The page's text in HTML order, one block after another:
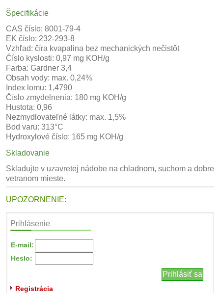
Špecifikácie
CAS číslo: 8001-79-4
EK číslo: 232-293-8
Vzhľad: číra kvapalina bez mechanických nečistôt
Číslo kyslosti: 0,97 mg KOH/g
Farba: Gardner 3,4
Obsah vody: max. 0,24%
Index lomu: 1,4790
Číslo zmydelnenia: 180 mg KOH/g
Hustota: 0,96
Nezmydlovateľné látky: max. 1,5%
Bod varu: 313°C
Hydroxylové číslo: 165 mg KOH/g
Skladovanie
Skladujte v uzavretej nádobe na chladnom, suchom a dobre
vetranom mieste.
UPOZORNENIE:
Prihlásenie
E-mail:
Heslo:
Registrácia